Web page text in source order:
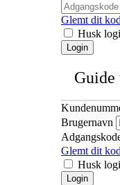
Glemt dit
Husk
Login
Brugernavn
Glemt dit
Husk
Login